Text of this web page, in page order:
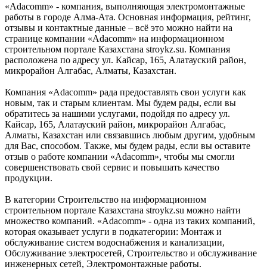
«Adacomm» - компания, выполняющая электромонтажные
работы в городе Алма-Ата. Основная информация, рейтинг,
отзывы и контактные данные – всё это можно найти на
странице компании «Adacomm» на информационном
строительном портале Казахстана stroykz.su. Компания
расположена по адресу ул. Кайсар, 165, Алатауский район,
микрорайон Алгабас, Алматы, Казахстан.
Компания «Adacomm» рада предоставлять свои услуги как
новым, так и старым клиентам. Мы будем рады, если вы
обратитесь за нашими услугами, подойдя по адресу ул.
Кайсар, 165, Алатауский район, микрорайон Алгабас,
Алматы, Казахстан или связавшись любым другим, удобным
для Вас, способом. Также, мы будем рады, если вы оставите
отзыв о работе компании «Adacomm», чтобы мы смогли
совершенствовать свой сервис и повышать качество
продукции.
В категории Строительство на информационном
строительном портале Казахстана stroykz.su можно найти
множество компаний. «Adacomm» - одна из таких компаний,
которая оказывает услуги в подкатегории: Монтаж и
обслуживание систем водоснабжения и канализации,
Обслуживание электросетей, Строительство и обслуживание
инженерных сетей, Электромонтажные работы.